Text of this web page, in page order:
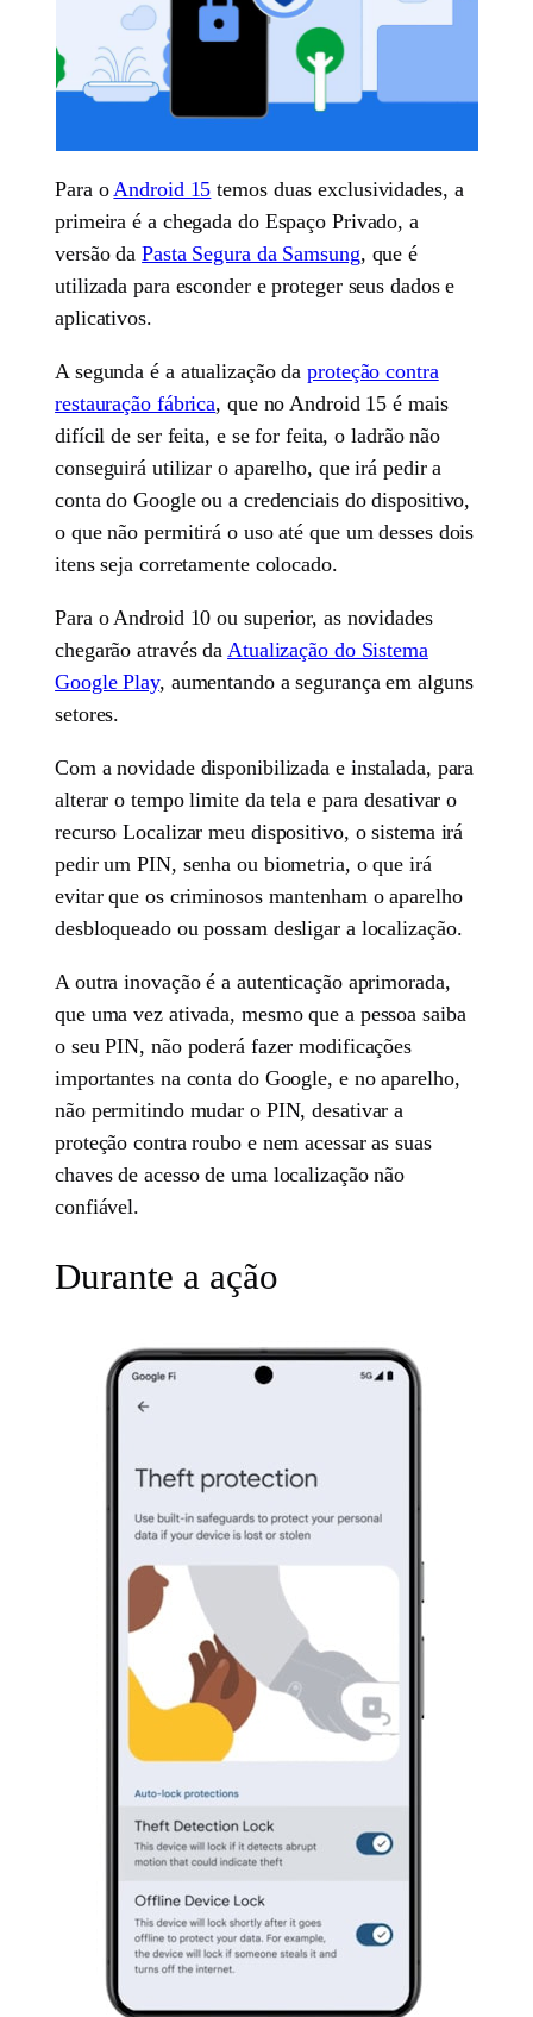
Para o Android 15 temos duas exclusividades, a
primeira é a chegada do Espaço Privado, a
versão daPasta Segura da Samsung, que é
utilizada para esconder e proteger seus dados e
aplicativos.
A segunda é a atualização daproteção contra
restauração fábrica, que no Android 15 é mais
difícil de ser feita, e se for feita, o ladrão não
conseguirá utilizar o aparelho, que irá pedir a
conta do Google ou a credenciais do dispositivo,
o que não permitirá o uso até que um desses dois
itens seja corretamente colocado.
Para o Android 10 ou superior, as novidades
chegarão através da Atualização do Sistema
Google Play, aumentando a segurança em alguns
setores.
Com a novidade disponibilizada e instalada, para
alterar o tempo limite da tela e para desativar o
recurso Localizar meu dispositivo, o sistema irá
pedir um PIN, senha ou biometria, o que irá
evitar que os criminosos mantenham o aparelho
desbloqueado ou possam desligar a localização.
A outra inovação é a autenticação aprimorada,
que uma vez ativada, mesmo que a pessoa saiba
o seu PIN, não poderá fazer modificações
importantes na conta do Google, e no aparelho,
não permitindo mudar o PIN, desativar a
proteção contra roubo e nem acessar as suas
chaves de acesso de uma localização não
confiável.
Durante a ação